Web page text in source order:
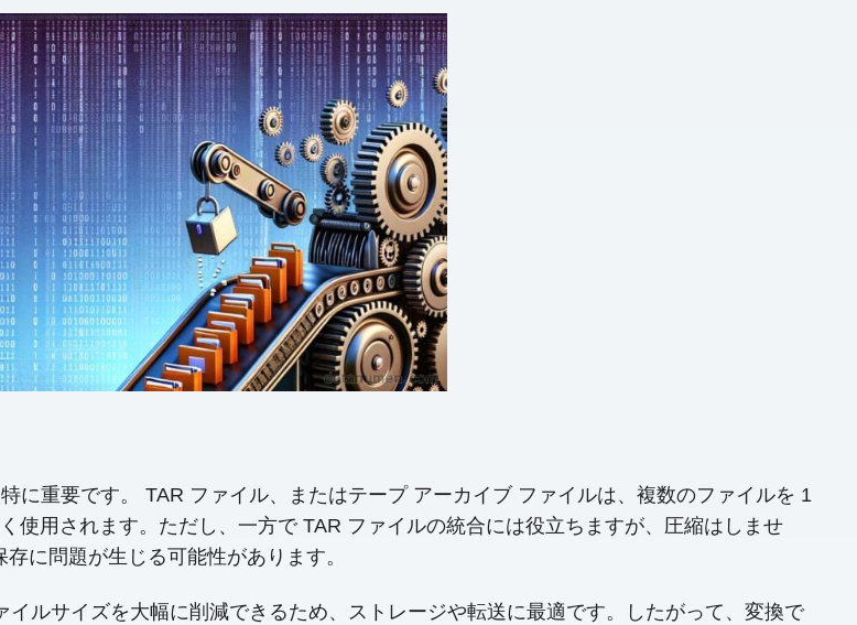
に重要です。 TAR ファイル、またはテープ アーカイブ ファイルは、複数のファイルを 1
使用されます。ただし、一方で TAR ファイルの統合には役立ちますが、圧縮はしませ
に問題が生じる可能性があります。
ルサイズを大幅に削減できるため、ストレージや転送に最適です。したがって、変換で